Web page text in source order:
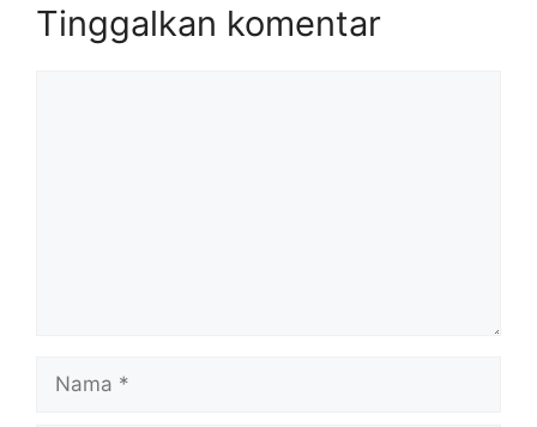
Tinggalkan komentar